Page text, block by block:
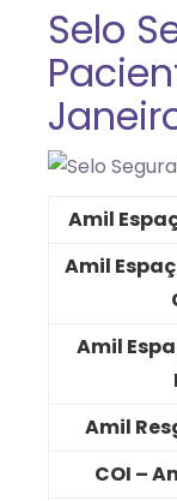
Selo
Amil
Amil
Amil
Amil
COI –